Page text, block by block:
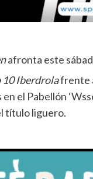
afronta este
10 Iberdrolafrente
el Pabellón
título liguero.